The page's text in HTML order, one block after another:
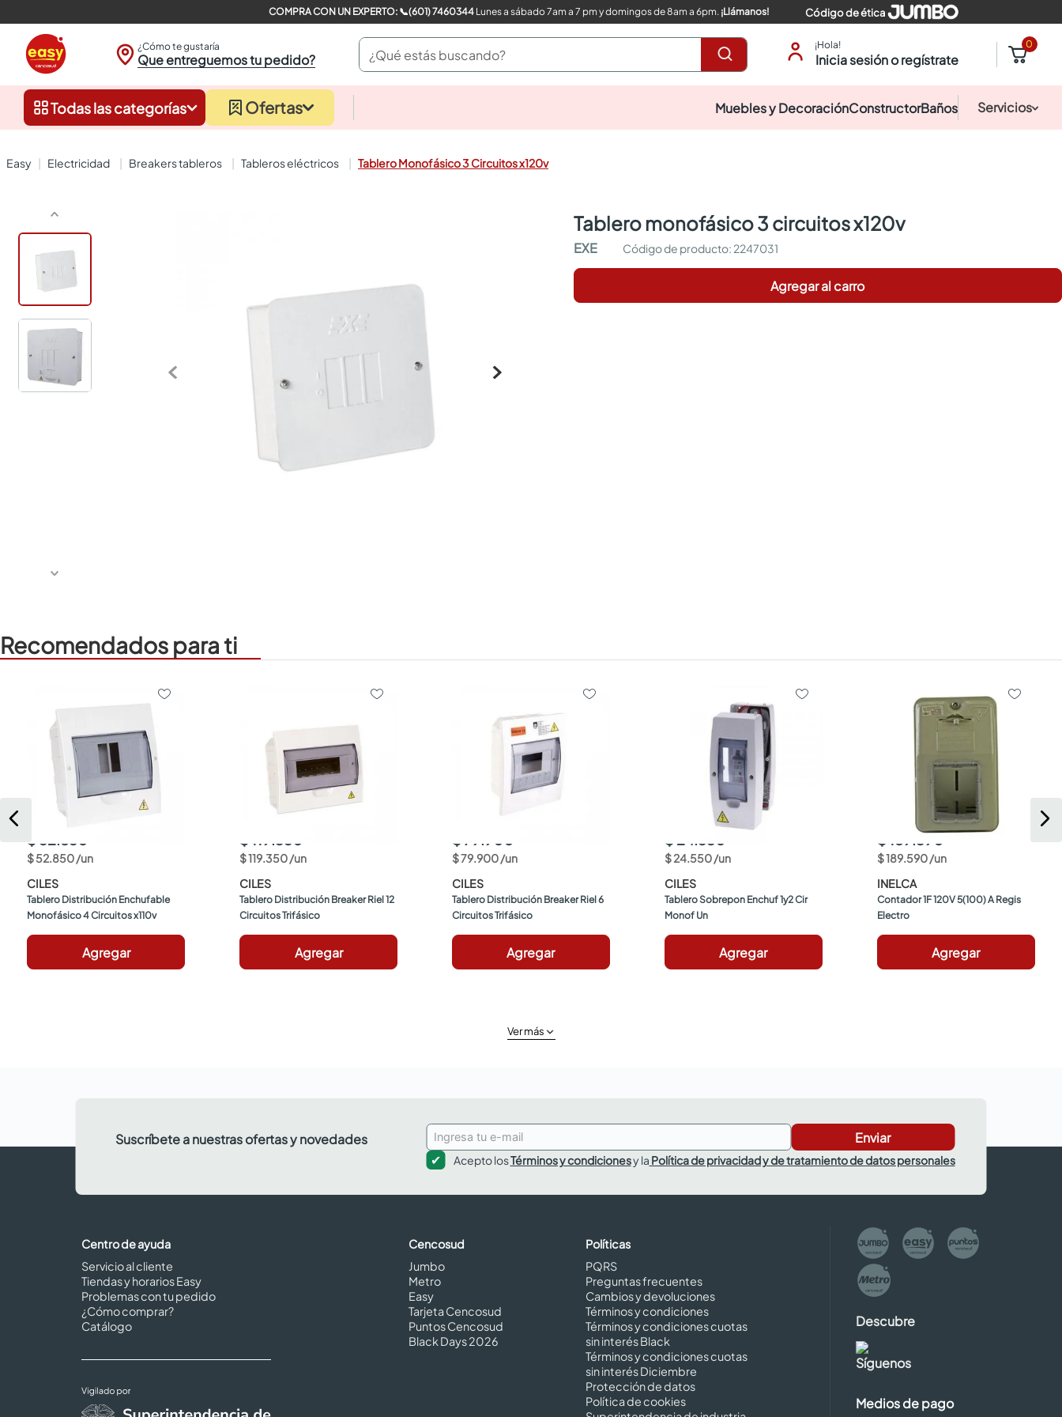
COMPRA CON UN EXPERTO: 📞(601) 7460344Lunes a sábado 7am a 7 pm y domingos de 8am a 6pm. ¡Llámanos! Código de ética
¿Cómo te gustaría
Que entreguemos tu pedido?
¿Qué estás buscando? ¡Hola!
Inicia sesión o regístrate
0
Todas las categorías Ofertas Muebles y DecoraciónConstructorBaños Servicios
electricidad breakers tableros tableros eléctricos Tablero Monofásico 3 Circuitos x120v
tablero monofásico 3 circuitos x120v
EXE : 2247031
Agregar al carro
Recomendados para ti
$ 52.850
$52.850/un
CILES
Tablero Distribución Enchufable
Monofásico 4 Circuitos x110v
Agregar
$ 119.350
$119.350/un
CILES
Tablero Distribución Breaker Riel 12
Circuitos Trifásico
Agregar
$ 79.900
$79.900/un
CILES
Tablero Distribución Breaker Riel 6
Circuitos Trifásico
Agregar
$ 24.550
$24.550/un
CILES
Tablero Sobrepon Enchuf 1y2 Cir
Monof Un
Agregar
$ 189.590
$189.590/un
INELCA
Contador 1F 120V 5(100) A Regis
Electro
Agregar
Ver más
Suscríbete a nuestras ofertas y novedades Enviar
Acepto losTérminos y condicionesy la Política de privacidad y de tratamiento de datos personales
Centro de ayuda
Servicio al cliente
Tiendas y horarios Easy
Problemas con tu pedido
¿Cómo comprar?
Catálogo
Cencosud
Jumbo
Metro
Easy
Tarjeta Cencosud
Puntos Cencosud
Black Days 2026
Políticas
PQRS
Preguntas frecuentes
Cambios y devoluciones
Términos y condiciones
Términos y condiciones cuotas
sin interés Black
Términos y condiciones cuotas
sin interés Diciembre
Protección de datos
Política de cookies
Descubre
Síguenos
Medios de pago
closet
sanitarios